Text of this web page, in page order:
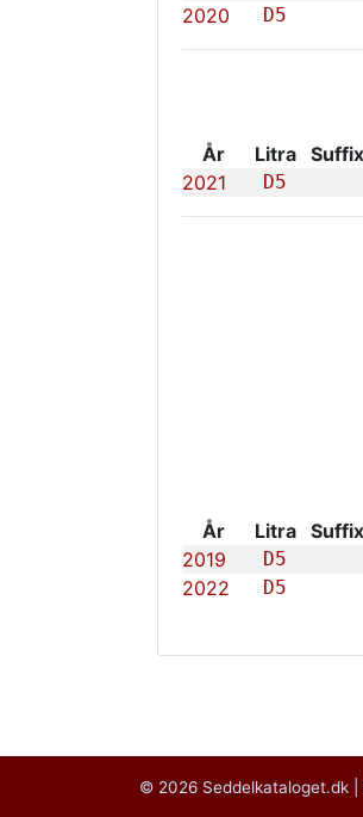
2020
D5
År
Litra Suffix
2021
D5
År
Litra Suffix
2019
D5
2022
D5
© 2026 Seddelkataloget.dk